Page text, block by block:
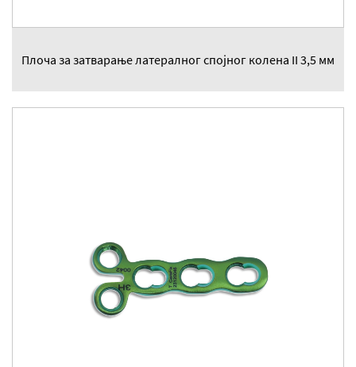
Плоча за затварање латералног спојног колена II 3,5 мм